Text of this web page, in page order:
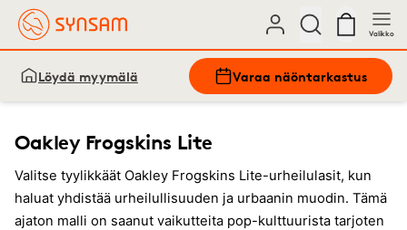
Valikko
Löydä myymälä Varaa näöntarkastus
Oakley Frogskins Lite
Valitse tyylikkäät Oakley Frogskins Lite-urheilulasit, kun
haluat yhdistää urheilullisuuden ja urbaanin muodin. Tämä
ajaton malli on saanut vaikutteita pop-kulttuurista tarjoten